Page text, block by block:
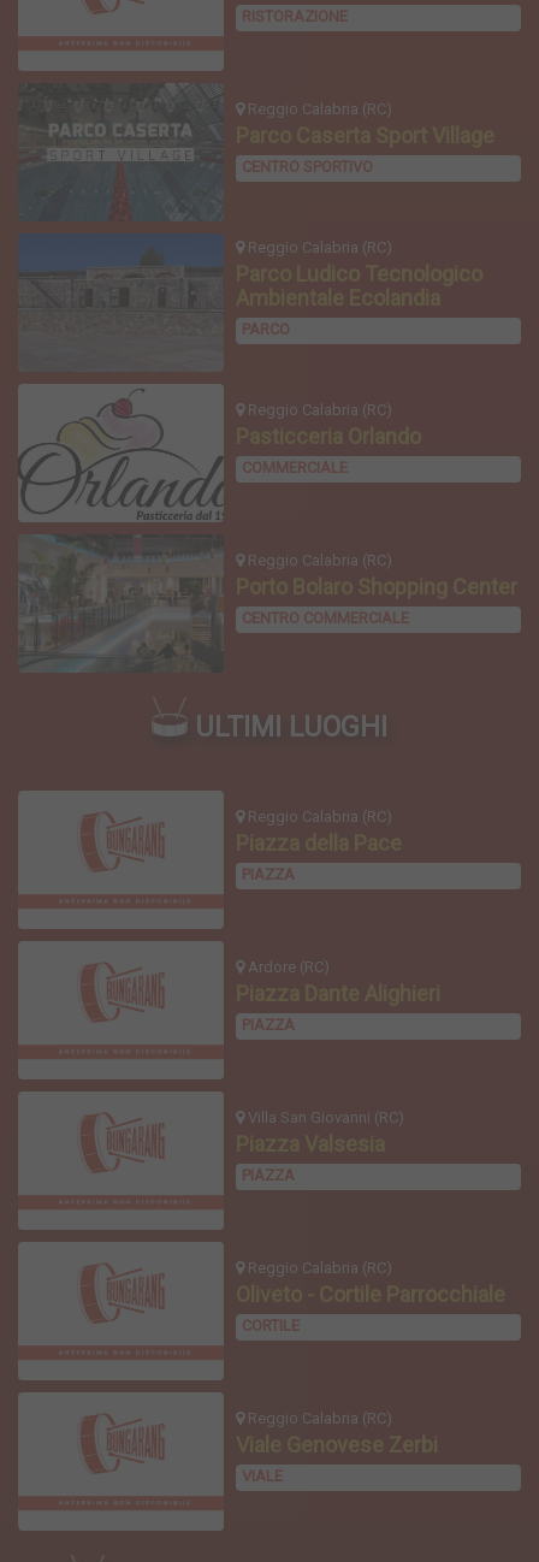
RISTORAZIONE
Reggio Calabria (RC)
CENTRO SPORTIVO
Reggio Calabria (RC)
PARCO
Reggio Calabria (RC)
COMMERCIALE
Reggio Calabria (RC)
CENTRO COMMERCIALE
ULTIMI LUOGHI
Reggio Calabria (RC)
PIAZZA
Ardore (RC)
PIAZZA
Villa San Giovanni (RC)
PIAZZA
Reggio Calabria (RC)
Oliveto - Cortile Parrocchiale
CORTILE
Reggio Calabria (RC)
Viale Genovese Zerbi
VIALE